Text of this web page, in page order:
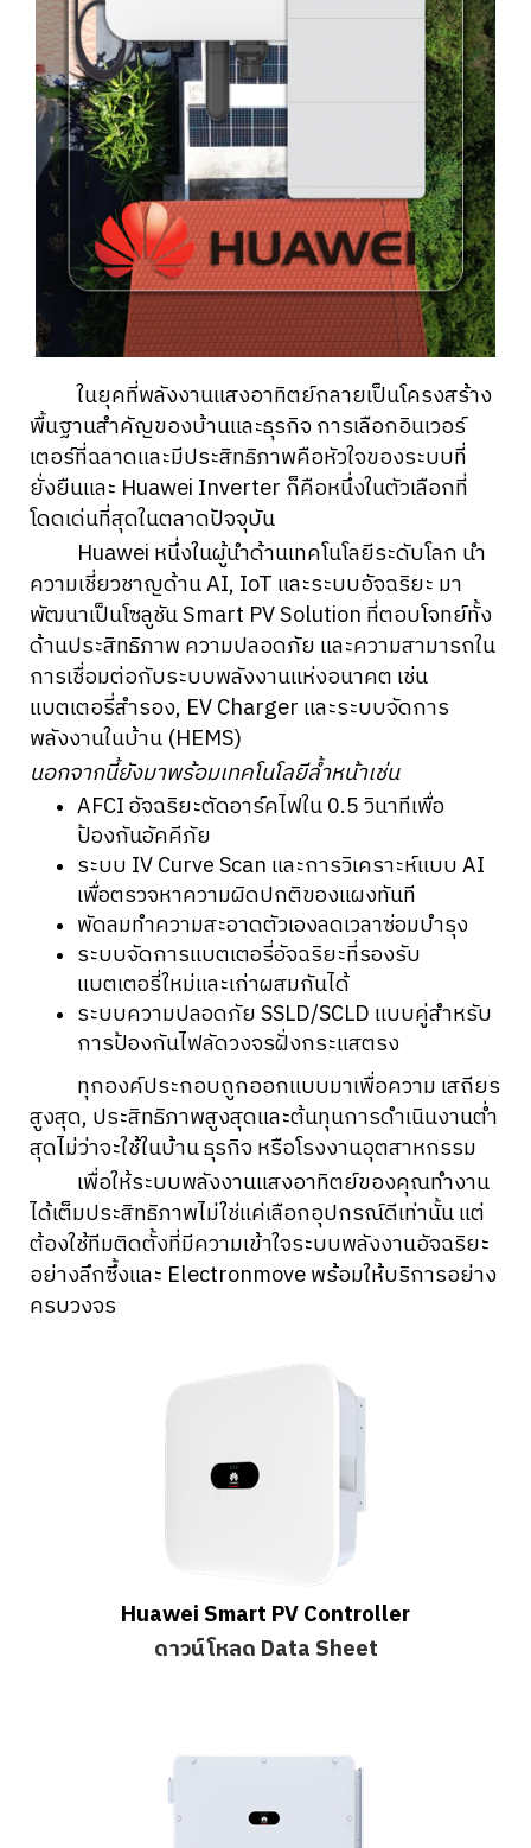
ในยุคที่พลังงานแสงอาทิตย์กลายเป็นโครงสร้าง
พื้นฐานสำคัญของบ้านและธุรกิจ การเลือกอินเวอร์
เตอร์ที่ฉลาดและมีประสิทธิภาพคือหัวใจของระบบที่
ยั่งยืนและ Huawei Inverter ก็คือหนึ่งในตัวเลือกที่
โดดเด่นที่สุดในตลาดปัจจุบัน
Huawei หนึ่งในผู้นำด้านเทคโนโลยีระดับโลก นำ
ความเชี่ยวชาญด้าน AI, IoT และระบบอัจฉริยะ มา
พัฒนาเป็นโซลูชัน Smart PV Solution ที่ตอบโจทย์ทั้ง
ด้านประสิทธิภาพ ความปลอดภัย และความสามารถใน
การเชื่อมต่อกับระบบพลังงานแห่งอนาคต เช่น
แบตเตอรี่สำรอง, EV Charger และระบบจัดการ
พลังงานในบ้าน (HEMS)
นอกจากนี้ยังมาพร้อมเทคโนโลยีล้ำหน้าเช่น
AFCI อัจฉริยะตัดอาร์คไฟใน 0.5 วินาทีเพื่อ
ป้องกันอัคคีภัย
ระบบ IV Curve Scan และการวิเคราะห์แบบ AI
เพื่อตรวจหาความผิดปกติของแผงทันที
พัดลมทำความสะอาดตัวเองลดเวลาซ่อมบำรุง
ระบบจัดการแบตเตอรี่อัจฉริยะที่รองรับ
แบตเตอรี่ใหม่และเก่าผสมกันได้
ระบบความปลอดภัย SSLD/SCLD แบบคู่สำหรับ
การป้องกันไฟลัดวงจรฝั่งกระแสตรง
ทุกองค์ประกอบถูกออกแบบมาเพื่อความ เสถียร
สูงสุด, ประสิทธิภาพสูงสุดและต้นทุนการดำเนินงานต่ำ
สุดไม่ว่าจะใช้ในบ้าน ธุรกิจ หรือโรงงานอุตสาหกรรม
เพื่อให้ระบบพลังงานแสงอาทิตย์ของคุณทำงาน
ได้เต็มประสิทธิภาพไม่ใช่แค่เลือกอุปกรณ์ดีเท่านั้น แต่
ต้องใช้ทีมติดตั้งที่มีความเข้าใจระบบพลังงานอัจฉริยะ
อย่างลึกซึ้งและ Electronmove พร้อมให้บริการอย่าง
ครบวงจร
Huawei Smart PV Controller
ดาวน์โหลด Data Sheet